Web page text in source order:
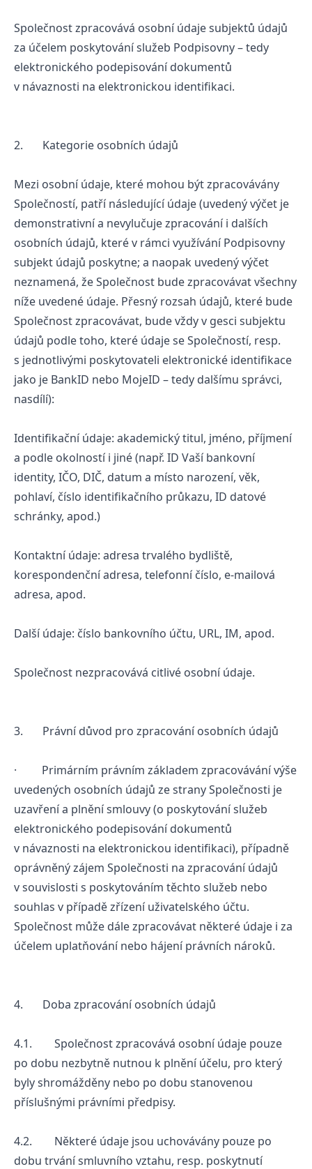
Společnost zpracovává osobní údaje subjektů údajů
za účelem poskytování služeb Podpisovny – tedy
elektronického podepisování dokumentů
v návaznosti na elektronickou identifikaci.
2. Kategorie osobních údajů
Mezi osobní údaje, které mohou být zpracovávány
Společností, patří následující údaje (uvedený výčet je
demonstrativní a nevylučuje zpracování i dalších
osobních údajů, které v rámci využívání Podpisovny
subjekt údajů poskytne; a naopak uvedený výčet
neznamená, že Společnost bude zpracovávat všechny
níže uvedené údaje. Přesný rozsah údajů, které bude
Společnost zpracovávat, bude vždy v gesci subjektu
údajů podle toho, které údaje se Společností, resp.
s jednotlivými poskytovateli elektronické identifikace
jako je BankID nebo MojeID – tedy dalšímu správci,
nasdílí):
Identifikační údaje: akademický titul, jméno, příjmení
a podle okolností i jiné (např. ID Vaší bankovní
identity, IČO, DIČ, datum a místo narození, věk,
pohlaví, číslo identifikačního průkazu, ID datové
schránky, apod.)
Kontaktní údaje: adresa trvalého bydliště,
korespondenční adresa, telefonní číslo, e-mailová
adresa, apod.
Další údaje: číslo bankovního účtu, URL, IM, apod.
Společnost nezpracovává citlivé osobní údaje.
3. Právní důvod pro zpracování osobních údajů
· Primárním právním základem zpracovávání výše
uvedených osobních údajů ze strany Společnosti je
uzavření a plnění smlouvy (o poskytování služeb
elektronického podepisování dokumentů
v návaznosti na elektronickou identifikaci), případně
oprávněný zájem Společnosti na zpracování údajů
v souvislosti s poskytováním těchto služeb nebo
souhlas v případě zřízení uživatelského účtu.
Společnost může dále zpracovávat některé údaje i za
účelem uplatňování nebo hájení právních nároků.
4. Doba zpracování osobních údajů
4.1. Společnost zpracovává osobní údaje pouze
po dobu nezbytně nutnou k plnění účelu, pro který
byly shromážděny nebo po dobu stanovenou
příslušnými právními předpisy.
4.2. Některé údaje jsou uchovávány pouze po
dobu trvání smluvního vztahu, resp. poskytnutí